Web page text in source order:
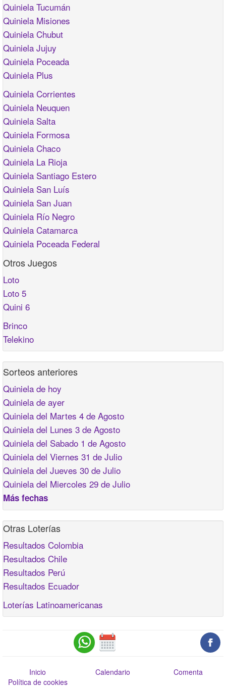
Quiniela Tucumán
Quiniela Misiones
Quiniela Chubut
Quiniela Jujuy
Quiniela Poceada
Quiniela Plus
Quiniela Corrientes
Quiniela Neuquen
Quiniela Salta
Quiniela Formosa
Quiniela Chaco
Quiniela La Rioja
Quiniela Santiago Estero
Quiniela San Luís
Quiniela San Juan
Quiniela Río Negro
Quiniela Catamarca
Quiniela Poceada Federal
Otros Juegos
Loto
Loto 5
Quini 6
Brinco
Telekino
Sorteos anteriores
Quiniela de hoy
Quiniela de ayer
Quiniela del Martes 4 de Agosto
Quiniela del Lunes 3 de Agosto
Quiniela del Sabado 1 de Agosto
Quiniela del Viernes 31 de Julio
Quiniela del Jueves 30 de Julio
Quiniela del Miercoles 29 de Julio
Más fechas
Otras Loterías
Resultados Colombia
Resultados Chile
Resultados Perú
Resultados Ecuador
Loterías Latinoamericanas
Inicio Calendario
Comenta
Política de cookies